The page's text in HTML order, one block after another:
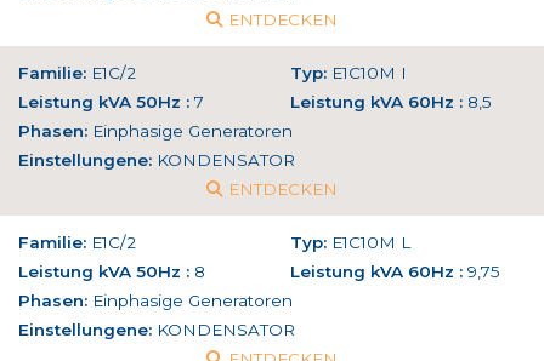
ENTDECKEN
Familie: E1C/2 Typ: E1C10M I
Leistung kVA 50Hz : 7 Leistung kVA 60Hz : 8,5
Phasen: Einphasige Generatoren
Einstellungene: KONDENSATOR
ENTDECKEN
Familie: E1C/2 Typ: E1C10M L
Leistung kVA 50Hz : 8 Leistung kVA 60Hz : 9,75
Phasen: Einphasige Generatoren
Einstellungene: KONDENSATOR